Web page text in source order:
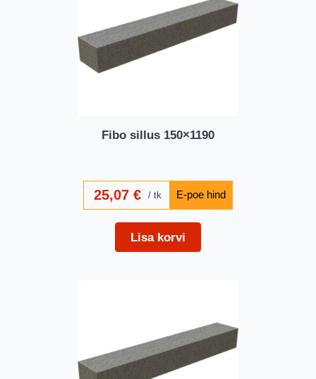
Fibo sillus 150×1190
25,07 € tk
Lisa korvi